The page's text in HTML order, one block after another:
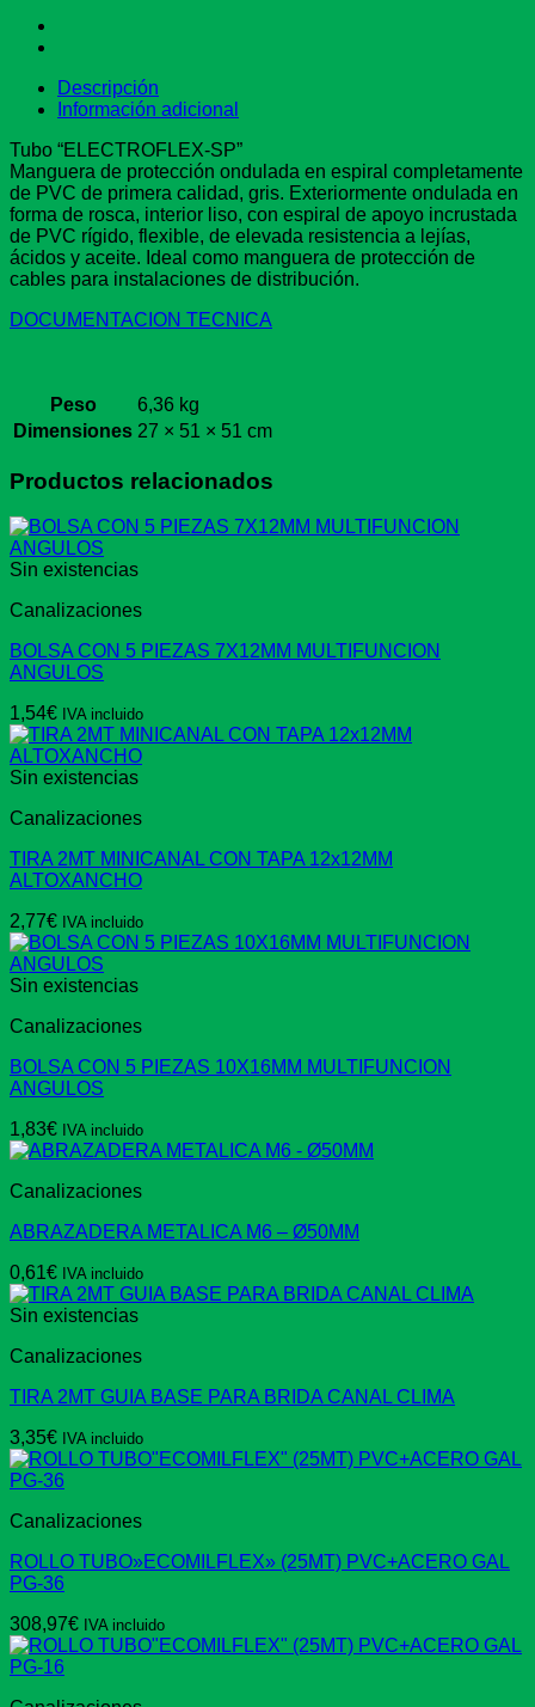
Descripción
Información adicional
Tubo “ELECTROFLEX-SP”
Manguera de protección ondulada en espiral completamente
de PVC de primera calidad, gris. Exteriormente ondulada en
forma de rosca, interior liso, con espiral de apoyo incrustada
de PVC rígido, flexible, de elevada resistencia a lejías,
ácidos y aceite. Ideal como manguera de protección de
cables para instalaciones de distribución.
DOCUMENTACION TECNICA
Peso
6,36 kg
Dimensiones 27 × 51 × 51 cm
Productos relacionados
Sin existencias
Canalizaciones
BOLSA CON 5 PIEZAS 7X12MM MULTIFUNCION
ANGULOS
1,54€ IVA incluido
Sin existencias
Canalizaciones
TIRA 2MT MINICANAL CON TAPA 12x12MM
ALTOXANCHO
2,77€ IVA incluido
Sin existencias
Canalizaciones
BOLSA CON 5 PIEZAS 10X16MM MULTIFUNCION
ANGULOS
1,83€ IVA incluido
Canalizaciones
ABRAZADERA METALICA M6 – Ø50MM
0,61€ IVA incluido
Sin existencias
Canalizaciones
TIRA 2MT GUIA BASE PARA BRIDA CANAL CLIMA
3,35€ IVA incluido
Canalizaciones
ROLLO TUBO»ECOMILFLEX» (25MT) PVC+ACERO GAL
PG-36
308,97€ IVA incluido